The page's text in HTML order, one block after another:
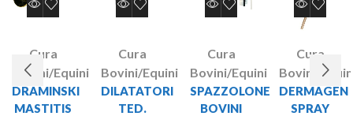
Cura
Bovini/Equini
DRAMINSKI
MASTITIS
Cura
Bovini/Equini
DILATATORI
TED.
Cura
Bovini/Equini
SPAZZOLONE
BOVINI
Cura
Bovini/
DERMAGEN
SPRAY